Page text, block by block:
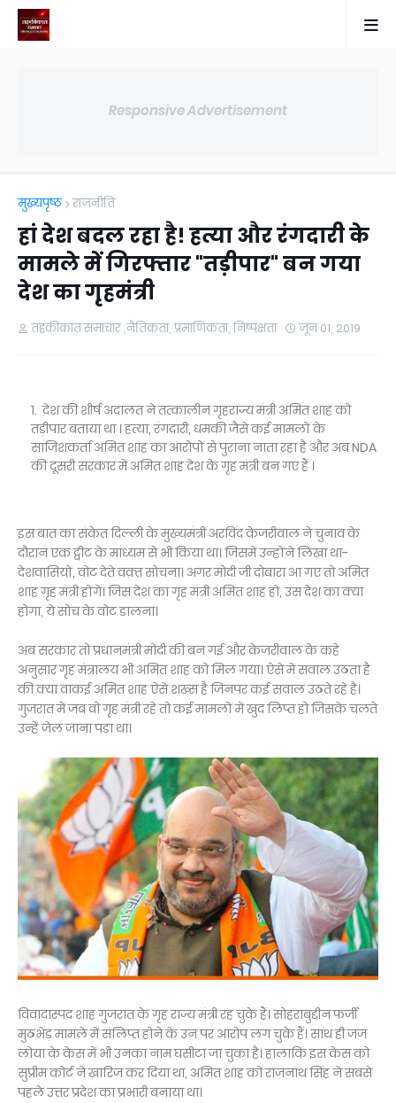
Responsive Advertisement
मुख्यपृष्ठ राजनीति
हां देश बदल रहा है! हत्या और रंगदारी के
मामले में गिरफ्तार "तड़ीपार" बन गया
देश का गृहमंत्री
तहकीकात समाचार ,नैतिकता, प्रमाणिकता, निष्पक्षता जून 01, 2019
देश की शीर्ष अदालत ने तत्कालीन गृहराज्य मंत्री अमित शाह को
तड़ीपार बताया था । हत्या, रंगदारी, धमकी जैसे कई मामलों के
साजिशकर्ता अमित शाह का आरोपों से पुराना नाता रहा है और अब NDA
की दूसरी सरकार में अमित शाह देश के गृह मंत्री बन गए हैं ।
इस बात का संकेत दिल्ली के मुख्यमंत्री अरविंद केजरीवाल ने चुनाव के
दौरान एक ट्वीट के माध्यम से भी किया था। जिसमें उन्होंने लिखा था-
देशवासियों, वोट देते वक़्त सोचना। अगर मोदी जी दोबारा आ गए तो अमित
शाह गृह मंत्री होंगे। जिस देश का गृह मंत्री अमित शाह हो, उस देश का क्या
होगा, ये सोच के वोट डालना।
अब सरकार तो प्रधानमंत्री मोदी की बन गई और केजरीवाल के कहे
अनुसार गृह मंत्रालय भी अमित शाह को मिल गया। ऐसे में सवाल उठता है
की क्या वाकई अमित शाह ऐसे शख्स है जिनपर कई सवाल उठते रहे है।
गुजरात में जब वो गृह मंत्री रहे तो कई मामलों में खुद लिप्त हो जिसके चलते
उन्हें जेल जाना पड़ा था।
विवादास्पद शाह गुजरात के गृह राज्य मंत्री रह चुके हैं। सोहराबुद्दीन फर्जी
मुठभेड़ मामले में संलिप्त होने के उन पर आरोप लग चुके हैं। साथ ही जज
लोया के केस में भी उनका नाम घसीटा जा चुका है। हालाकिं इस केस को
सुप्रीम कोर्ट ने ख़ारिज कर दिया था, अमित शाह को राजनाथ सिंह ने सबसे
पहले उत्तर प्रदेश का प्रभारी बनाया था।